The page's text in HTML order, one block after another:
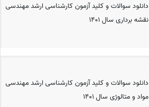
دانلود سوالات و کلید آزمون کارشناسی ارشد مهندسی
نقشه برداری سال 1401
دانلود سوالات و کلید آزمون کارشناسی ارشد مهندسی
مواد و متالوژی سال 1401